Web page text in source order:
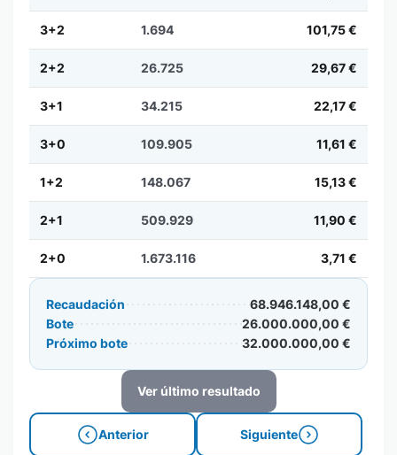
3+2 1.694 101,75 €
2+2 26.725 29,67 €
3+1 34.215 22,17 €
3+0 109.905 11,61 €
1+2 148.067 15,13 €
2+1 509.929 11,90 €
2+0 1.673.116 3,71 €
Recaudación
68.946.148,00 €
Bote
26.000.000,00 €
Próximo bote
32.000.000,00 €
Ver último resultado
Anterior Siguiente